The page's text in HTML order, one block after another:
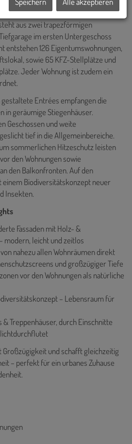
aus zwei trapezförmigen
im ersten Untergeschoss
entstehen 126 Eigentumswohnungen,
sowie 65 KFZ-Stellplätze und
Jeder Wohnung ist zudem ein
Entrées empfangen die
in geräumige Stiegenhäuser.
Geschossen und weite
tief in die Allgemeinbereiche.
sommerlichen Hitzeschutz leisten
den Wohnungen sowie
den Balkonfronten. Auf den
Biodiversitätskonzept neuer
Insekten.
Fassaden mit Holz- &
modern, leicht und zeitlos
nahezu allen Wohnräumen direkt
und großzügiger Tiefe
vor den Wohnungen als natürliche
– Lebensraum für
& Treppenhäuser, durch Einschnitte
lichtdurchflutet
und schafft gleichzeitig
– perfekt für ein urbanes Zuhause